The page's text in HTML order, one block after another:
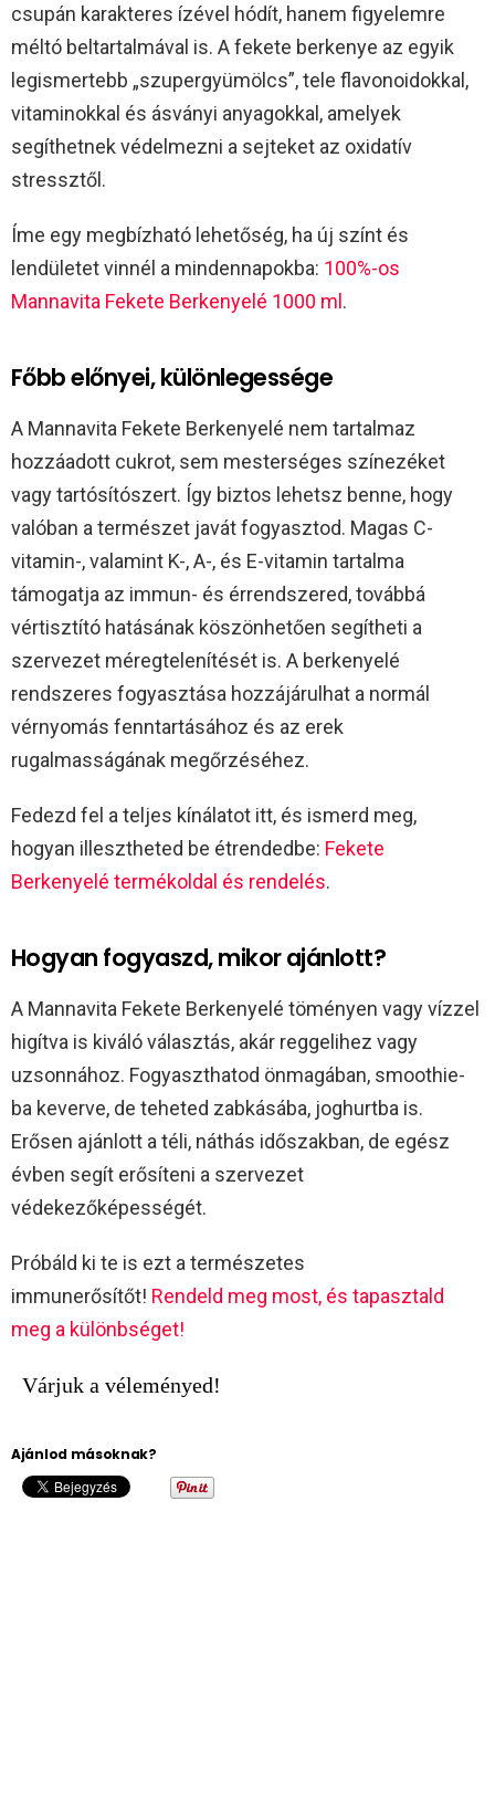
csupán karakteres ízével hódít, hanem figyelemre
méltó beltartalmával is. A fekete berkenye az egyik
legismertebb „szupergyümölcs”, tele flavonoidokkal,
vitaminokkal és ásványi anyagokkal, amelyek
segíthetnek védelmezni a sejteket az oxidatív
stressztől.
Íme egy megbízható lehetőség, ha új színt és
lendületet vinnél a mindennapokba: 100%-os
Mannavita Fekete Berkenyelé 1000 ml.
Főbb előnyei, különlegessége
A Mannavita Fekete Berkenyelé nem tartalmaz
hozzáadott cukrot, sem mesterséges színezéket
vagy tartósítószert. Így biztos lehetsz benne, hogy
valóban a természet javát fogyasztod. Magas C-
vitamin-, valamint K-, A-, és E-vitamin tartalma
támogatja az immun- és érrendszered, továbbá
vértisztító hatásának köszönhetően segítheti a
szervezet méregtelenítését is. A berkenyelé
rendszeres fogyasztása hozzájárulhat a normál
vérnyomás fenntartásához és az erek
rugalmasságának megőrzéséhez.
Fedezd fel a teljes kínálatot itt, és ismerd meg,
hogyan illesztheted be étrendedbe: Fekete
Berkenyelé termékoldal és rendelés.
Hogyan fogyaszd, mikor ajánlott?
A Mannavita Fekete Berkenyelé töményen vagy vízzel
higítva is kiváló választás, akár reggelihez vagy
uzsonnához. Fogyaszthatod önmagában, smoothie-
ba keverve, de teheted zabkásába, joghurtba is.
Erősen ajánlott a téli, náthás időszakban, de egész
évben segít erősíteni a szervezet
védekezőképességét.
Próbáld ki te is ezt a természetes
immunerősítőt! Rendeld meg most, és tapasztald
meg a különbséget!
Várjuk a véleményed!
Ajánlod másoknak?